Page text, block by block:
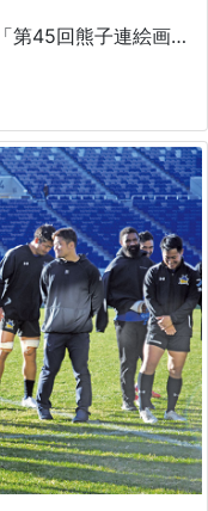
子どもたちが自由な発想で絵を描く「第45回熊子連絵画展」